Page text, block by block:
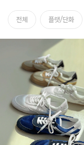
전체 플랫/단화